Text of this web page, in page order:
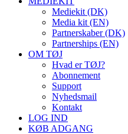
Mediekit (DK)
Media kit (EN)
Partnerskaber (DK)
Partnerships (EN)
OM TØJ
Hvad er TØJ?
Abonnement
Support
Nyhedsmail
Kontakt
LOG IND
KØB ADGANG